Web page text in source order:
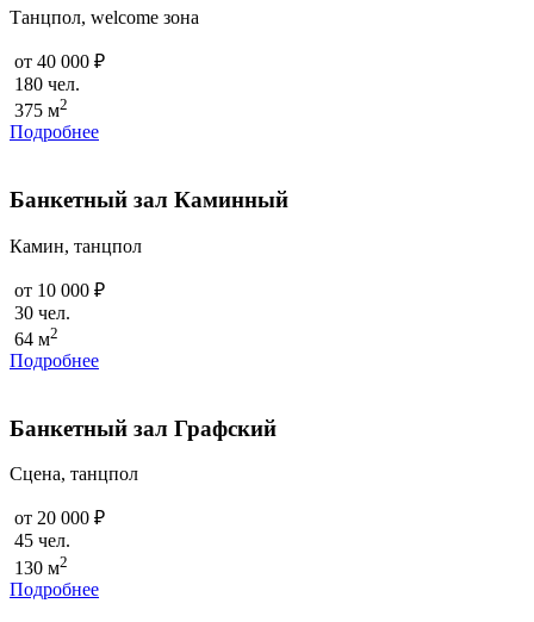
Танцпол, welcome зона
от 40 000 ₽
180 чел.
375 м2
Подробнее
Банкетный зал Каминный
Камин, танцпол
от 10 000 ₽
30 чел.
64 м2
Подробнее
Банкетный зал Графский
Сцена, танцпол
от 20 000 ₽
45 чел.
130 м2
Подробнее